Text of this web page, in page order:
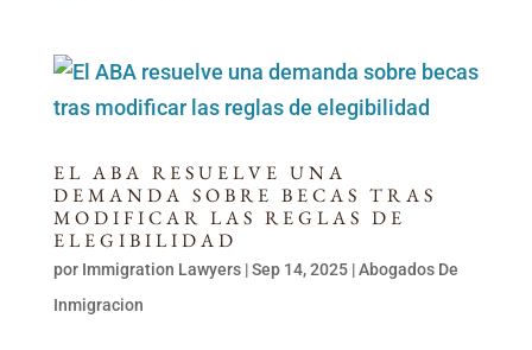
EL ABA RESUELVE UNA
DEMANDA SOBRE BECAS TRAS
MODIFICAR LAS REGLAS DE
ELEGIBILIDAD
por Immigration Lawyers|Sep 14, 2025|Abogados De
Inmigracion